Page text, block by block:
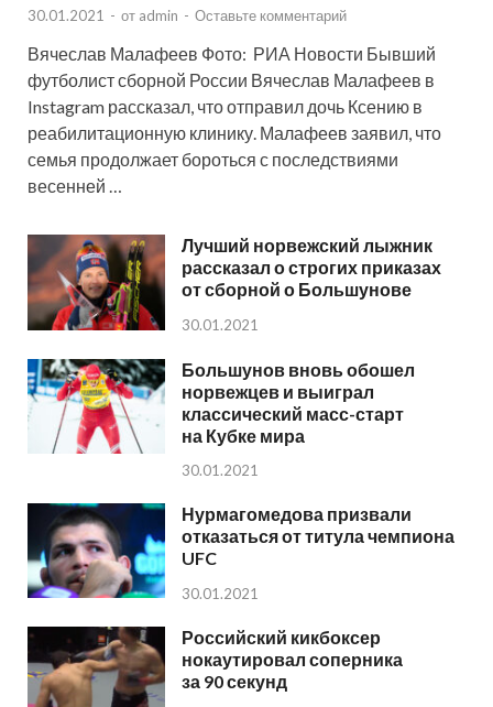
30.01.2021 - от admin - Оставьте комментарий
Вячеслав Малафеев Фото: РИА Новости Бывший
футболист сборной России Вячеслав Малафеев в
Instagram рассказал, что отправил дочь Ксению в
реабилитационную клинику. Малафеев заявил, что
семья продолжает бороться с последствиями
весенней …
Лучший норвежский лыжник
рассказал о строгих приказах
от сборной о Большунове
30.01.2021
Большунов вновь обошел
норвежцев и выиграл
классический масс-старт
на Кубке мира
30.01.2021
Нурмагомедова призвали
отказаться от титула чемпиона
UFC
30.01.2021
Российский кикбоксер
нокаутировал соперника
за 90 секунд